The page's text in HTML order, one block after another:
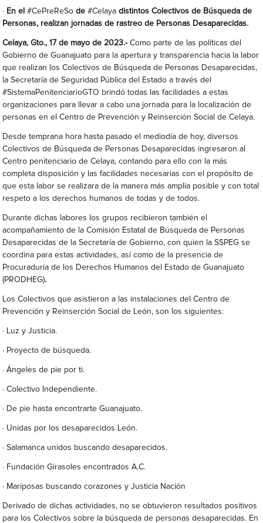
· En el#CePreReSo de#Celaya distintos Colectivos de Búsqueda de
Personas, realizan jornadas de rastreo de Personas Desaparecidas.
Celaya, Gto., 17 de mayo de 2023.-Como parte de las políticas del
Gobierno de Guanajuato para la apertura y transparencia hacia la labor
que realizan los Colectivos de Búsqueda de Personas Desaparecidas,
la Secretaría de Seguridad Pública del Estado a través del
#SistemaPenitenciarioGTO brindó todas las facilidades a estas
organizaciones para llevar a cabo una jornada para la localización de
personas en el Centro de Prevención y Reinserción Social de Celaya.
Desde temprana hora hasta pasado el mediodía de hoy, diversos
Colectivos de Búsqueda de Personas Desaparecidas ingresaron al
Centro penitenciario de Celaya, contando para ello con la más
completa disposición y las facilidades necesarias con el propósito de
que esta labor se realizara de la manera más amplia posible y con total
respeto a los derechos humanos de todas y de todos.
Durante dichas labores los grupos recibieron también el
acompañamiento de la Comisión Estatal de Búsqueda de Personas
Desaparecidas de la Secretaría de Gobierno, con quien la SSPEG se
coordina para estas actividades, así como de la presencia de
Procuraduría de los Derechos Humanos del Estado de Guanajuato
(PRODHEG).
Los Colectivos que asistieron a las instalaciones del Centro de
Prevención y Reinserción Social de León, son los siguientes:
· Luz y Justicia.
· Proyecto de búsqueda.
· Ángeles de pie por ti.
· Colectivo Independiente.
· De pie hasta encontrarte Guanajuato.
· Unidas por los desaparecidos León.
· Salamanca unidos buscando desaparecidos.
· Fundación Girasoles encontrados A.C.
· Mariposas buscando corazones y Justicia Nación
Derivado de dichas actividades, no se obtuvieron resultados positivos
para los Colectivos sobre la búsqueda de personas desaparecidas. En